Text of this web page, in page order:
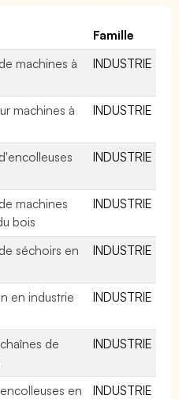
Famille
machines à
INDUSTRIE
machines à
INDUSTRIE
INDUSTRIE
machines
bois
INDUSTRIE
séchoirs en
INDUSTRIE
en industrie
INDUSTRIE
de
INDUSTRIE
en
INDUSTRIE